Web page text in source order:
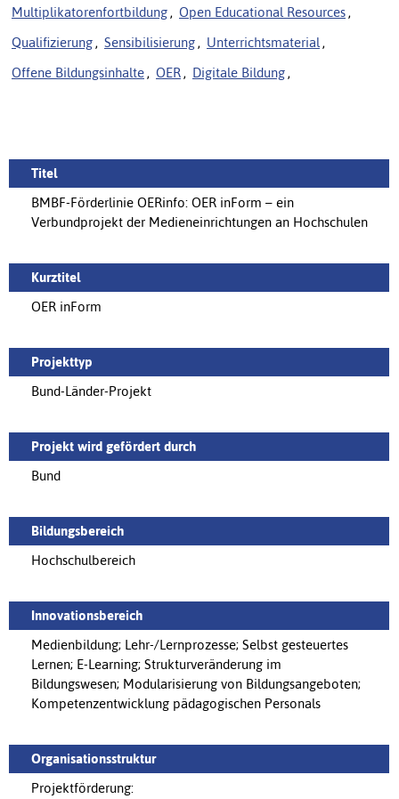
Multiplikatorenfortbildung , Open Educational Resources ,
Qualifizierung , Sensibilisierung , Unterrichtsmaterial ,
Offene Bildungsinhalte , OER , Digitale Bildung ,
Titel
BMBF-Förderlinie OERinfo: OER inForm – ein
Verbundprojekt der Medieneinrichtungen an Hochschulen
Kurztitel
OER inForm
Projekttyp
Bund-Länder-Projekt
Projekt wird gefördert durch
Bund
Bildungsbereich
Hochschulbereich
Innovationsbereich
Medienbildung; Lehr-/Lernprozesse; Selbst gesteuertes
Lernen; E-Learning; Strukturveränderung im
Bildungswesen; Modularisierung von Bildungsangeboten;
Kompetenzentwicklung pädagogischen Personals
Organisationsstruktur
Projektförderung: